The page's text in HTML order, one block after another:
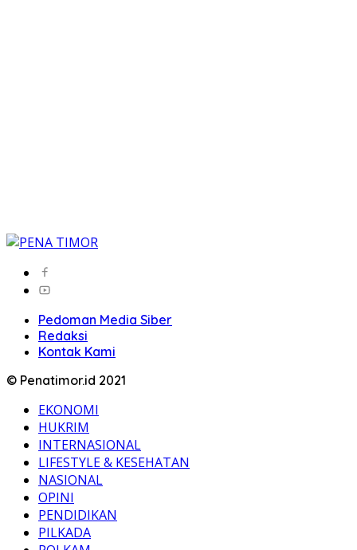
Pedoman Media Siber
Redaksi
Kontak Kami
© Penatimor.id 2021
EKONOMI
HUKRIM
INTERNASIONAL
LIFESTYLE & KESEHATAN
NASIONAL
OPINI
PENDIDIKAN
PILKADA